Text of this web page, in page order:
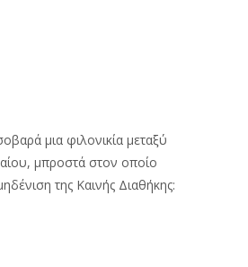
μια φιλονικία μεταξύ
μπροστά στον οποίο
της Καινής Διαθήκης: